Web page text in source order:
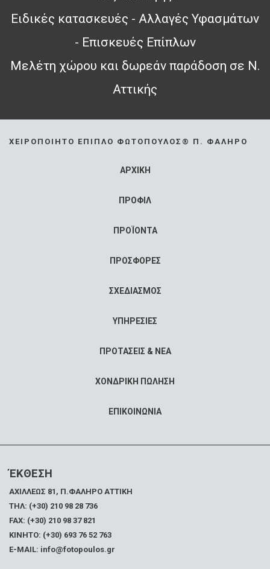
Ειδικές κατασκευές - Αλλαγές Υφασμάτων
- Επισκευές Επίπλων
Μελέτη χώρου και δωρεάν παράδοση σε Ν.
Αττικής
ΧΕΙΡΟΠΟΊΗΤΟ ΈΠΙΠΛΟ ΦΩΤΌΠΟΥΛΟΣ® Π. ΦΆΛΗΡΟ
ΑΡΧΙΚΗ
ΠΡΟΦΙΛ
ΠΡΟΪΟΝΤΑ
ΠΡΟΣΦΟΡΕΣ
ΣΧΕΔΙΑΣΜΟΣ
ΥΠΗΡΕΣΙΕΣ
ΠΡΟΤΑΣΕΙΣ & ΝΕΑ
ΧΟΝΔΡΙΚΗ ΠΩΛΗΣΗ
ΕΠΙΚΟΙΝΩΝΙΑ
ΈΚΘΕΣΗ
ΑΧΙΛΛΕΩΣ 81, Π.ΦΑΛΗΡΟ ΑΤΤΙΚΗ
ΤΗΛ: (+30) 210 98 28 736
FAX: (+30) 210 98 37 821
ΚΙΝΗΤΟ: (+30) 693 76 52 763
E-MAIL: info@fotopoulos.gr